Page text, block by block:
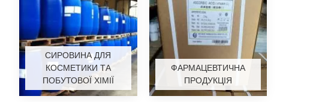
СИРОВИНА ДЛЯ
КОСМЕТИКИ ТА
ПОБУТОВОЇ ХІМІЇ
ФАРМАЦЕВТИЧНА
ПРОДУКЦІЯ